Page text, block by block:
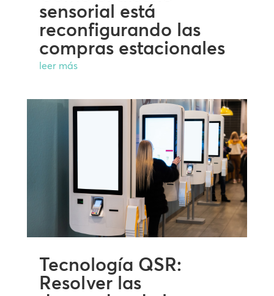
sensorial está
reconfigurando las
compras estacionales
leer más
Tecnología QSR:
Resolver las